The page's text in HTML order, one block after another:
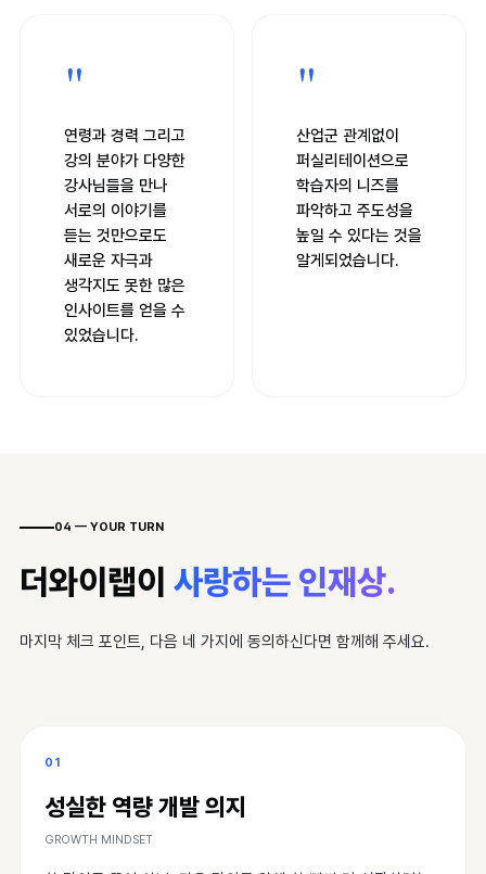
"
연령과 경력 그리고
강의 분야가 다양한
강사님들을 만나
서로의 이야기를
듣는 것만으로도
새로운 자극과
생각지도 못한 많은
인사이트를 얻을 수
있었습니다.
"
산업군 관계없이
퍼실리테이션으로
학습자의 니즈를
파악하고 주도성을
높일 수 있다는 것을
알게되었습니다.
04 — YOUR TURN
더와이랩이 사랑하는 인재상.
마지막 체크 포인트, 다음 네 가지에 동의하신다면 함께해 주세요.
01
성실한 역량 개발 의지
GROWTH MINDSET